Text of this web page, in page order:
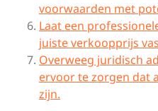
voorwaarden met
Laat een
juiste verkoopprijs
Overweeg juridisch
ervoor te zorgen dat
zijn.